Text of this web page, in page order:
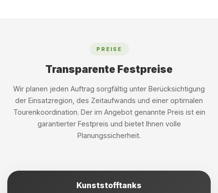
PREISE
Transparente Festpreise
Wir planen jeden Auftrag sorgfältig unter Berücksichtigung
der Einsatzregion, des Zeitaufwands und einer optimalen
Tourenkoordination. Der im Angebot genannte Preis ist ein
garantierter Festpreis und bietet Ihnen volle
Planungssicherheit.
Kunststofftanks